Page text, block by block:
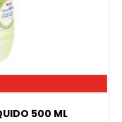
500 ML